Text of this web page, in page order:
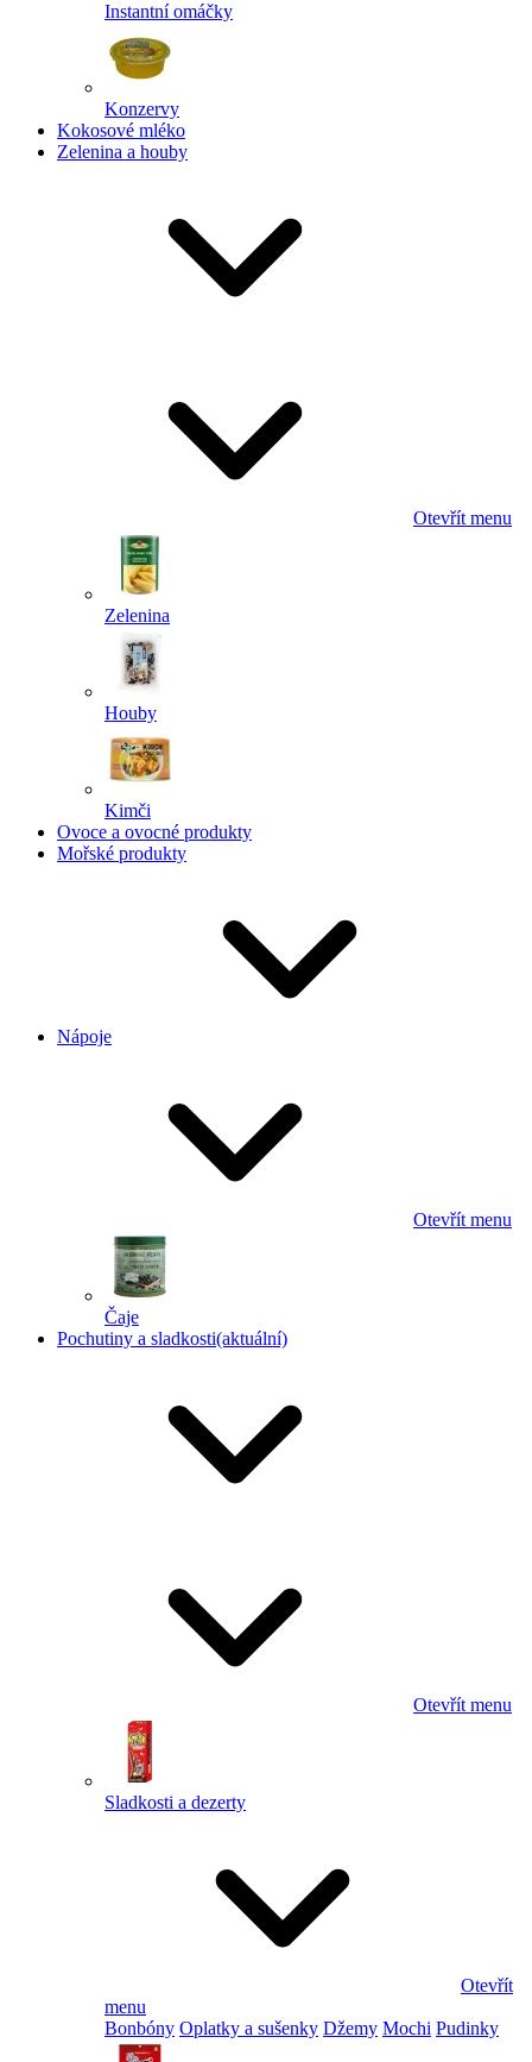
Instantní omáčky
Konzervy
Kokosové mléko
Zelenina a houby
Otevřít menu
Zelenina
Houby
Kimči
Ovoce a ovocné produkty
Mořské produkty
Nápoje
Otevřít menu
Čaje
Pochutiny a sladkosti(aktuální)
Otevřít menu
Sladkosti a dezerty
Otevřít
menu
Bonbóny Oplatky a sušenky Džemy Mochi Pudinky